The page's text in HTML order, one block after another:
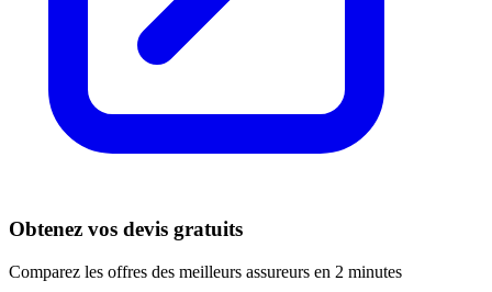
Obtenez vos devis gratuits
Comparez les offres des meilleurs assureurs en 2 minutes